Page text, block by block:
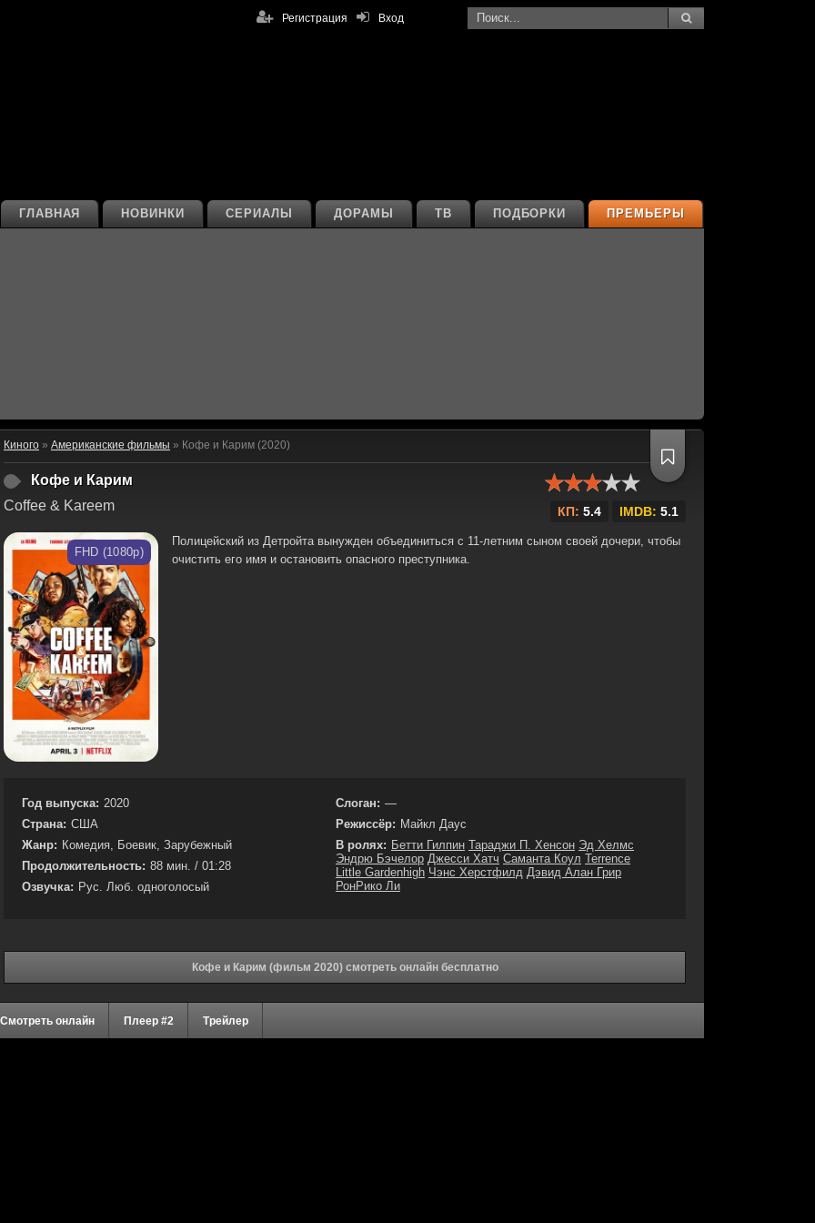
Вход
Регистрация
ПРЕМЬЕРЫ
ПОДБОРКИ
ТВ
ДОРАМЫ
СЕРИАЛЫ
НОВИНКИ
ГЛАВНАЯ
Киного » Американские фильмы » Кофе и Карим (2020)
Кофе и Карим
Coffee & Kareem
КП: 5.4 IMDB: 5.1
FHD (1080p)
Полицейский из Детройта вынужден объединиться с 11-летним сыном своей дочери, чтобы
очистить его имя и остановить опасного преступника.
Год выпуска: 2020
Страна: США
Жанр: Комедия, Боевик, Зарубежный
Продолжительность: 88 мин. / 01:28
Озвучка: Рус. Люб. одноголосый
Слоган: —
Режиссёр: Майкл Даус
В ролях: Бетти Гилпин Тараджи П. Хенсон Эд Хелмс
Эндрю Бэчелор Джесси Хатч Саманта Коул Terrence
Little Gardenhigh Чэнс Херстфилд Дэвид Алан Грир
РонРико Ли
Кофе и Карим (фильм 2020) смотреть онлайн бесплатно
Смотреть онлайн Плеер #2 Трейлер